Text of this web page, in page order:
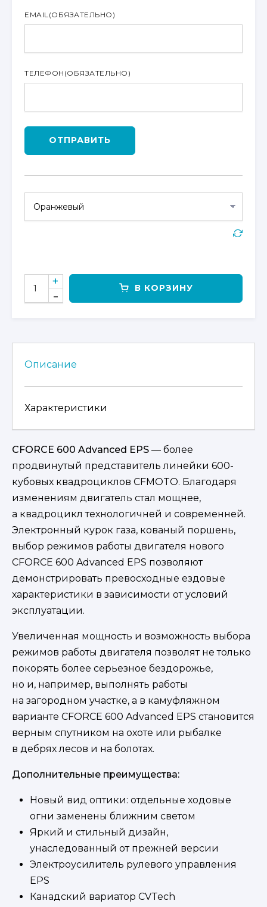
EMAIL (ОБЯЗАТЕЛЬНО)
ТЕЛЕФОН (ОБЯЗАТЕЛЬНО)
ОТПРАВИТЬ
КОЛИЧЕСТВО
ТОВАРА
ADVANCED
EPS
В КОРЗИНУ
Описание
Характеристики
CFORCE 600 Advanced EPS — более
продвинутый представитель линейки 600-
кубовых квадроциклов CFMOTO. Благодаря
изменениям двигатель стал мощнее,
а квадроцикл технологичней и современней.
Электронный курок газа, кованый поршень,
выбор режимов работы двигателя нового
CFORCE 600 Advanced EPS позволяют
демонстрировать превосходные ездовые
характеристики в зависимости от условий
эксплуатации.
Увеличенная мощность и возможность выбора
режимов работы двигателя позволят не только
покорять более серьезное бездорожье,
но и, например, выполнять работы
на загородном участке, а в камуфляжном
варианте CFORCE 600 Advanced EPS становится
верным спутником на охоте или рыбалке
в дебрях лесов и на болотах.
Дополнительные преимущества:
Новый вид оптики: отдельные ходовые
огни заменены ближним светом
Яркий и стильный дизайн,
унаследованный от прежней версии
Электроусилитель рулевого управления
EPS
Канадский вариатор CVTech